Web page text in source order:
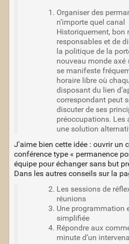
Organiser des
n’importe quel canal
Historiquement, bon
responsables et de
la politique de la
nouveau monde axé
se manifeste
horaire libre où
disposant du lien
correspondant peut
discuter de ses
préoccupations. Les
une solution
J'aime bien cette idée : ouvrir un
conférence type « permanence
équipe pour échanger sans but
Dans les autres conseils sur la
Les sessions de
réunions
Une programmation
simplifiée
Répondre aux
minute d’un